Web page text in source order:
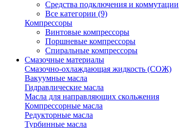
Средства подключения и коммутации
Все категории (9)
Компрессоры
Винтовые компрессоры
Поршневые компрессоры
Спиральные компрессоры
Смазочные материалы
Смазочно-охлаждающая жидкость (СОЖ)
Вакуумные масла
Гидравлические масла
Масла для направляющих скольжения
Компрессорные масла
Редукторные масла
Турбинные масла